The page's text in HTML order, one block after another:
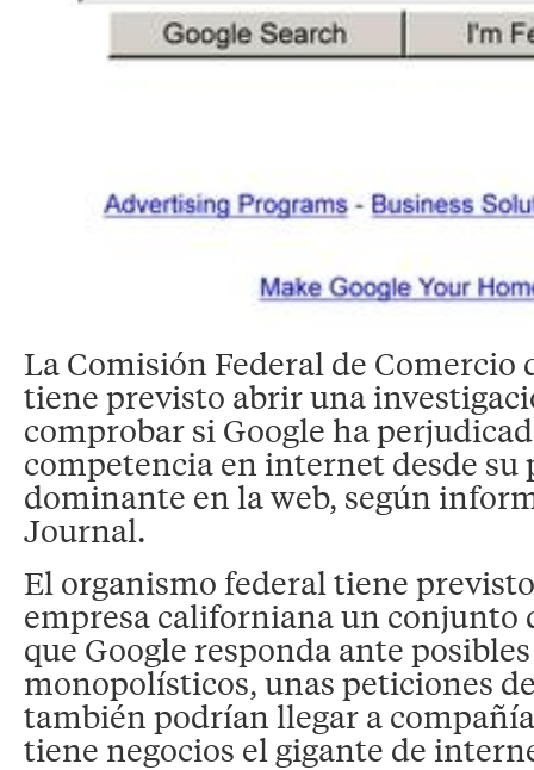
La Comisión Federal de Comercio
tiene previsto abrir una
comprobar si Google ha
competencia en internet desde su
dominante en la web, según
Journal.
El organismo federal tiene
empresa californiana un conjunto
que Google responda ante
monopolísticos, unas peticiones
también podrían llegar a
tiene negocios el gigante de